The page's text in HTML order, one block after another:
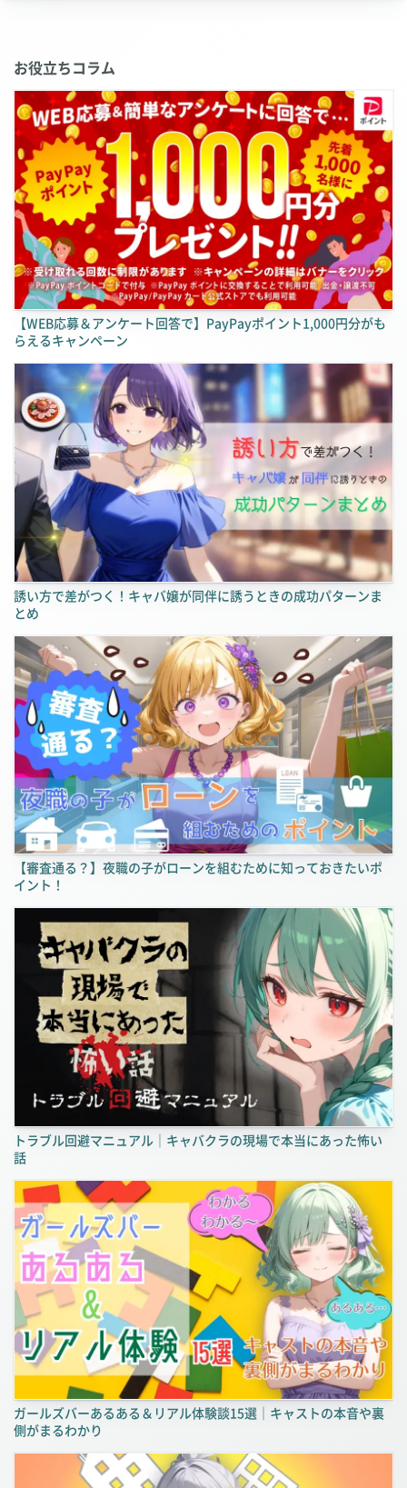
お役立ちコラム
【WEB応募＆アンケート回答で】PayPayポイント1,000円分がも
らえるキャンペーン
誘い方で差がつく！キャバ嬢が同伴に誘うときの成功パターンま
とめ
【審査通る？】夜職の子がローンを組むために知っておきたいポ
イント！
トラブル回避マニュアル｜キャバクラの現場で本当にあった怖い
話
ガールズバーあるある＆リアル体験談15選｜キャストの本音や裏
側がまるわかり